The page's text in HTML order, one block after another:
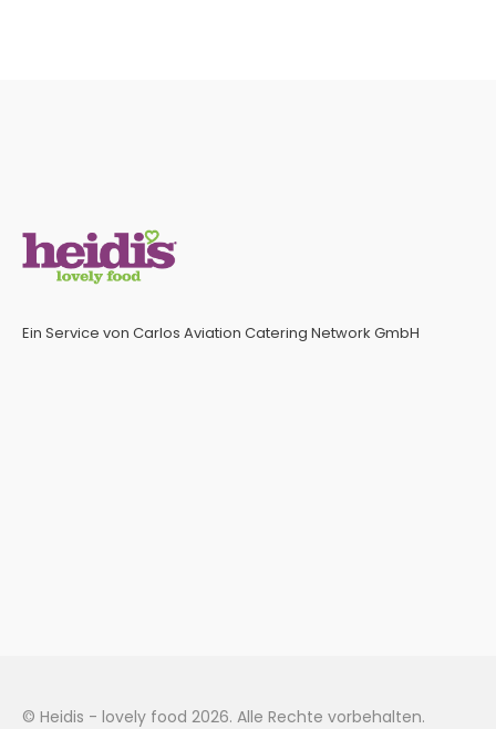
Ein Service von Carlos Aviation Catering Network GmbH
© Heidis - lovely food 2026. Alle Rechte vorbehalten.